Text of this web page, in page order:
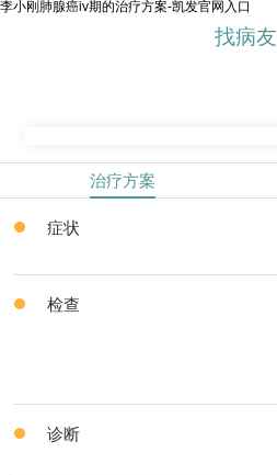
李小刚肺腺癌iv期的治疗方案-凯发官网入口
找病友
治疗方案
症状
检查
诊断